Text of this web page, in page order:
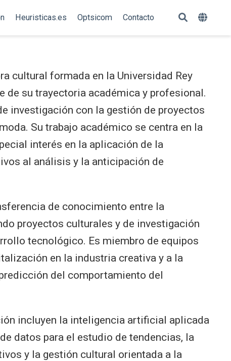
Heuristicas.es Optsicom Contacto
cultural formada en la Universidad Rey
de su trayectoria académica y profesional.
investigación con la gestión de proyectos
Su trabajo académico se centra en la
interés en la aplicación de la
al análisis y la anticipación de
de conocimiento entre la
proyectos culturales y de investigación
tecnológico. Es miembro de equipos
en la industria creativa y a la
del comportamiento del
incluyen la inteligencia artificial aplicada
datos para el estudio de tendencias, la
y la gestión cultural orientada a la